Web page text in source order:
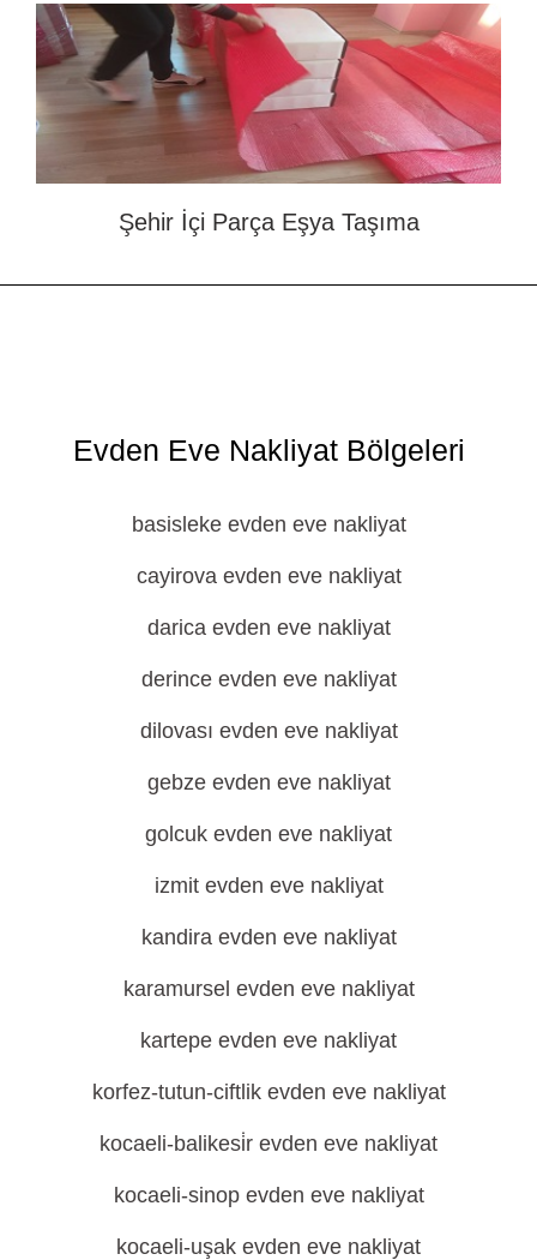
Şehir İçi Parça Eşya Taşıma
Evden Eve Nakliyat Bölgeleri
basisleke evden eve nakliyat
cayirova evden eve nakliyat
darica evden eve nakliyat
derince evden eve nakliyat
dilovası evden eve nakliyat
gebze evden eve nakliyat
golcuk evden eve nakliyat
izmit evden eve nakliyat
kandira evden eve nakliyat
karamursel evden eve nakliyat
kartepe evden eve nakliyat
korfez-tutun-ciftlik evden eve nakliyat
kocaeli-balikesi̇r evden eve nakliyat
kocaeli-sinop evden eve nakliyat
kocaeli-uşak evden eve nakliyat